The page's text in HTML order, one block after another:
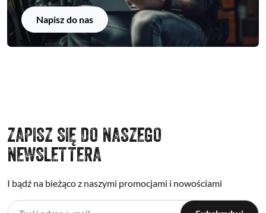
Napisz do nas
ZAPISZ SIĘ DO NASZEGO
NEWSLETTERA
I bądź na bieżąco z naszymi promocjami i nowościami